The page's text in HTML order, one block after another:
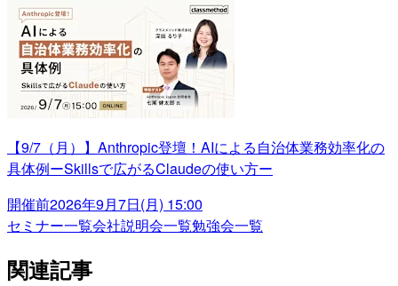
【9/7（月）】Anthropic登壇！AIによる自治体業務効率化の
具体例ーSkillsで広がるClaudeの使い方ー
開催前2026年9月7日(月) 15:00
セミナー一覧会社説明会一覧勉強会一覧
関連記事